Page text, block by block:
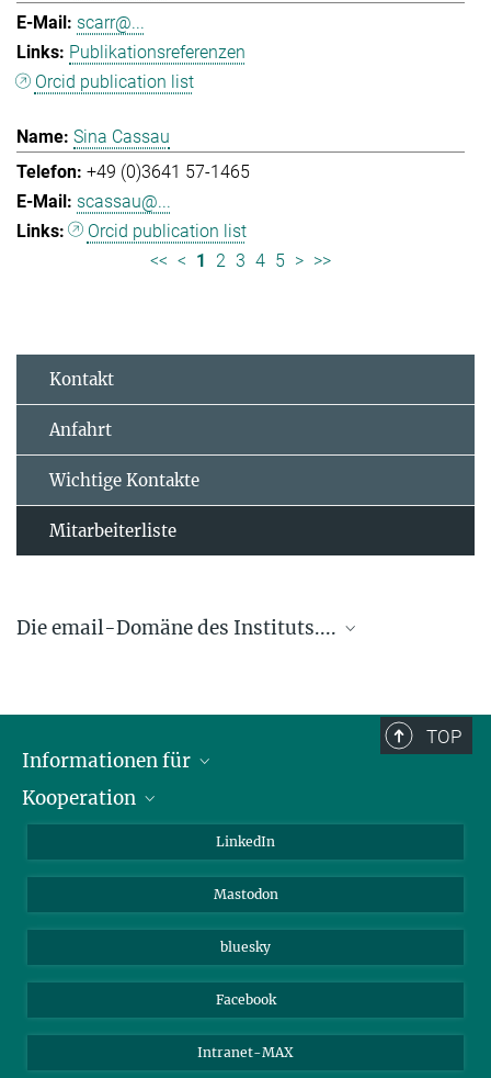
scarr@...
Publikationsreferenzen
Orcid publication list
Sina Cassau
+49 (0)3641 57-1465
scassau@...
Orcid publication list
<< < 1 2 3 4 5 > >>
Kontakt
Anfahrt
Wichtige Kontakte
Mitarbeiterliste
Die email-Domäne des Instituts....
TOP
Informationen für
Journalisten
Kooperation
Beutenberg Campus e.V.
LinkedIn
Mastodon
bluesky
Facebook
Intranet-MAX